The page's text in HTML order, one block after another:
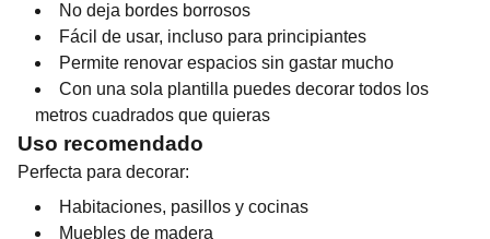
No deja bordes borrosos
Fácil de usar, incluso para principiantes
Permite renovar espacios sin gastar mucho
Con una sola plantilla puedes decorar todos los
metros cuadrados que quieras
Uso recomendado
Perfecta para decorar:
Habitaciones, pasillos y cocinas
Muebles de madera